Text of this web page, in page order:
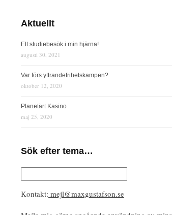
Aktuellt
Ett studiebesök i min hjärna!
augusti 30, 2021
Var förs yttrandefrihetskampen?
oktober 12, 2020
Planetärt Kasino
maj 25, 2020
Sök efter tema…
Kontakt: mejl@maxgustafson.se